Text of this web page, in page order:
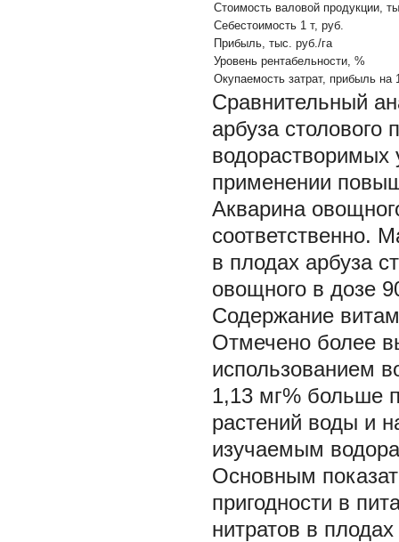
Стоимость валовой продукции,
Себестоимость 1 т, руб.
Прибыль, тыс. руб./га
Уровень рентабельности, %
Окупаемость затрат, прибыль на
Сравнительный
арбуза столового
водорастворимых
применении
Акварина
соответственно.
в плодах арбуза
овощного в дозе
Содержание
Отмечено более
использованием
1,13 мг% больше
растений воды и
изучаемым
Основным
пригодности в
нитратов в